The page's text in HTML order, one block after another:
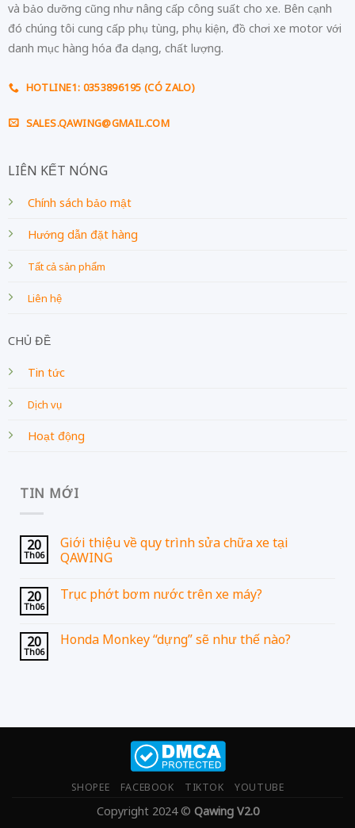
và bảo dưỡng cũng như nâng cấp công suất cho xe. Bên cạnh
đó chúng tôi cung cấp phụ tùng, phụ kiện, đồ chơi xe motor với
danh mục hàng hóa đa dạng, chất lượng.
HOTLINE1: 0353896195 (CÓ ZALO)
SALES.QAWING@GMAIL.COM
LIÊN KẾT NÓNG
Chính sách bảo mật
Hướng dẫn đặt hàng
Tất cả sản phẩm
Liên hệ
CHỦ ĐỀ
Tin tức
Dịch vụ
Hoạt động
TIN MỚI
20
Th06
Giới thiệu về quy trình sửa chữa xe tại
QAWING
20
Th06
Trục phớt bơm nước trên xe máy?
20
Th06
Honda Monkey “dựng” sẽ như thế nào?
SHOPEE FACEBOOK TIKTOK YOUTUBE
Copyright 2024 © Qawing V2.0